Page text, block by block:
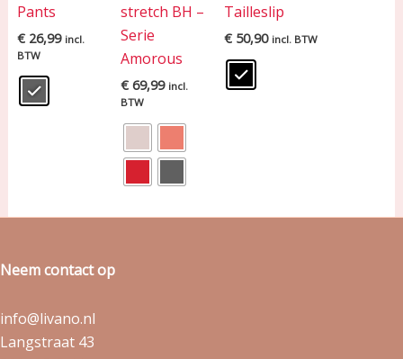
Pants
€26,99 incl.
BTW
stretch BH –
Serie
Amorous
€69,99 incl.
BTW
Tailleslip
€50,90 incl. BTW
Neem contact op
info@livano.nl
Langstraat 43